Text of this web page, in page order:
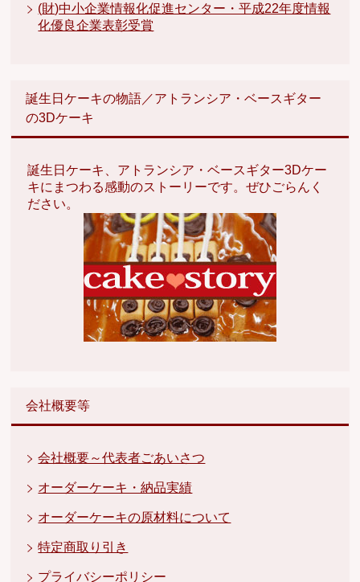
(財)中小企業情報化促進センター・平成22年度情報
化優良企業表彰受賞
誕生日ケーキの物語／アトランシア・ベースギター
の3Dケーキ
誕生日ケーキ、アトランシア・ベースギター3Dケー
キにまつわる感動のストーリーです。ぜひごらんく
ださい。
会社概要等
会社概要～代表者ごあいさつ
オーダーケーキ・納品実績
オーダーケーキの原材料について
特定商取り引き
プライバシーポリシー